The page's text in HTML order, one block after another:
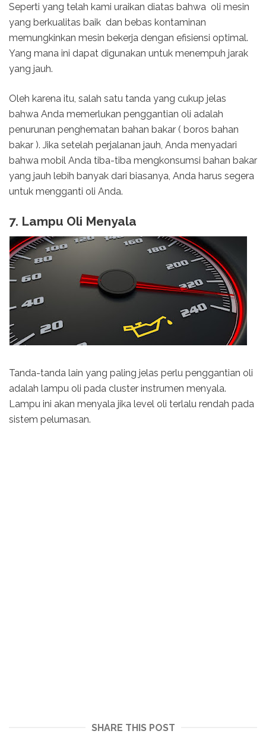
Seperti yang telah kami uraikan diatas bahwa oli mesin
yang berkualitas baik dan bebas kontaminan
memungkinkan mesin bekerja dengan efisiensi optimal.
Yang mana ini dapat digunakan untuk menempuh jarak
yang jauh.
Oleh karena itu, salah satu tanda yang cukup jelas
bahwa Anda memerlukan penggantian oli adalah
penurunan penghematan bahan bakar ( boros bahan
bakar ). Jika setelah perjalanan jauh, Anda menyadari
bahwa mobil Anda tiba-tiba mengkonsumsi bahan bakar
yang jauh lebih banyak dari biasanya, Anda harus segera
untuk mengganti oli Anda.
7. Lampu Oli Menyala
Tanda-tanda lain yang paling jelas perlu penggantian oli
adalah lampu oli pada cluster instrumen menyala.
Lampu ini akan menyala jika level oli terlalu rendah pada
sistem pelumasan.
SHARE THIS POST